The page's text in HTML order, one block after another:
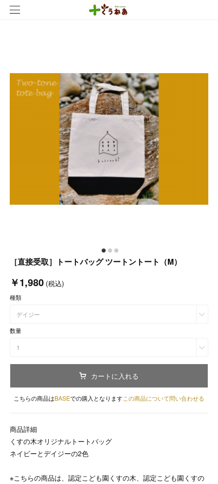
［直接受取］トートバッグ ツートントート（M）
￥1,980 (税込)
種類
デイジー
数量
1
カートに入れる
こちらの商品はBASEでの購入となりますこの商品について問い合わせる
商品詳細
くすの木オリジナルトートバッグ
ネイビーとデイジーの2色
※こちらの商品は、認定こども園くすの木、認定こども園くすの